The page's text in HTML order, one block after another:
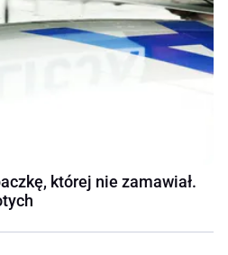
której nie zamawiał.